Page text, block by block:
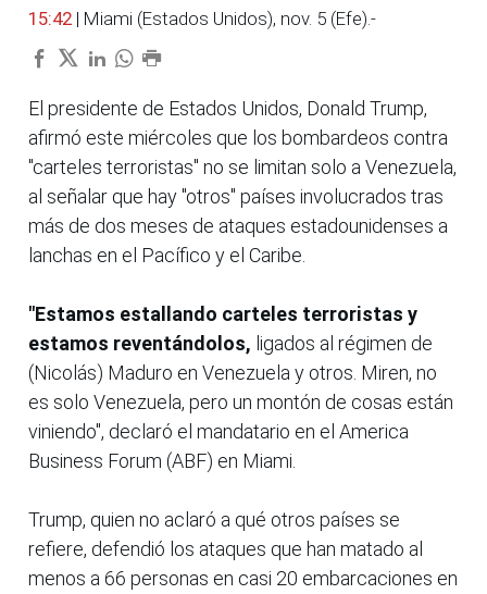
15:42 | Miami (Estados Unidos), nov. 5 (Efe).-
El presidente de Estados Unidos, Donald Trump,
afirmó este miércoles que los bombardeos contra
"carteles terroristas" no se limitan solo a Venezuela,
al señalar que hay "otros" países involucrados tras
más de dos meses de ataques estadounidenses a
lanchas en el Pacífico y el Caribe.
"Estamos estallando carteles terroristas y
estamos reventándolos, ligados al régimen de
(Nicolás) Maduro en Venezuela y otros. Miren, no
es solo Venezuela, pero un montón de cosas están
viniendo", declaró el mandatario en el America
Business Forum (ABF) en Miami.
Trump, quien no aclaró a qué otros países se
refiere, defendió los ataques que han matado al
menos a 66 personas en casi 20 embarcaciones en